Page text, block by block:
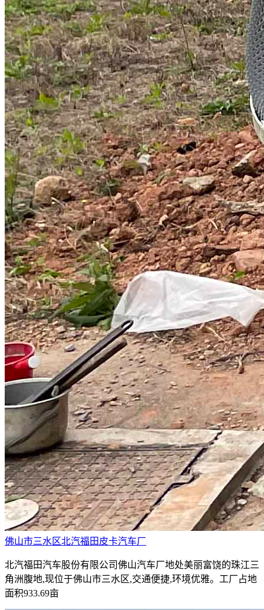
佛山市三水区北汽福田皮卡汽车厂
北汽福田汽车股份有限公司佛山汽车厂地处美丽富饶的珠江三
角洲腹地,现位于佛山市三水区,交通便捷,环境优雅。工厂占地
面积933.69亩